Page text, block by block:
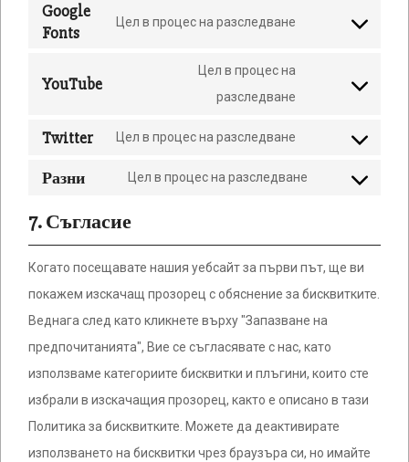
Google
Fonts
Цел в процес на разследване
Consent
google-
YouTube
Цел в процес на
разследване
Consent
youtube
Twitter Цел в процес на разследване
Consent
service
Разни Цел в процес на разследване
Consent
7. Съгласие
Когато посещавате нашия уебсайт за първи път, ще ви
покажем изскачащ прозорец с обяснение за бисквитките.
Веднага след като кликнете върху "Запазване на
предпочитанията", Вие се съгласявате с нас, като
използваме категориите бисквитки и плъгини, които сте
избрали в изскачащия прозорец, както е описано в тази
Политика за бисквитките. Можете да деактивирате
използването на бисквитки чрез браузъра си, но имайте